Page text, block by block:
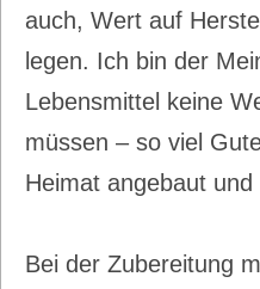
auch, Wert auf
legen. Ich bin der
Lebensmittel keine
müssen – so viel
Heimat angebaut
Bei der Zubereitung